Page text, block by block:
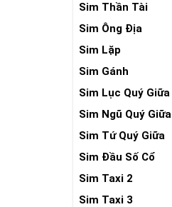
Sim Thần Tài
Sim Ông Địa
Sim Lặp
Sim Gánh
Sim Lục Quý Giữa
Sim Ngũ Quý Giữa
Sim Tứ Quý Giữa
Sim Đầu Số Cổ
Sim Taxi 2
Sim Taxi 3